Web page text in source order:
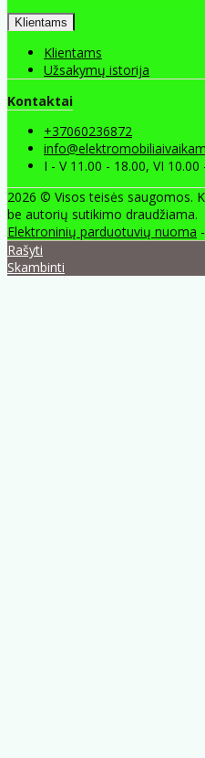
Klientams
Klientams
Užsakymų istorija
Kontaktai
+37060236872
I - V 11.00 - 18.00, VI 10.00
2026 © Visos teisės saugomos.
be autorių sutikimo draudžiama.
Elektroninių parduotuvių nuoma -
Rašyti
Skambinti